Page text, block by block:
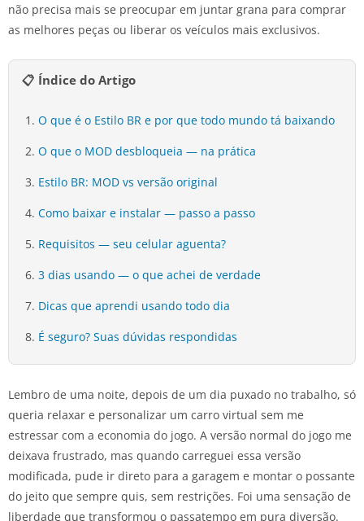
não precisa mais se preocupar em juntar grana para comprar
as melhores peças ou liberar os veículos mais exclusivos.
📋 Índice do Artigo
O que é o Estilo BR e por que todo mundo tá baixando
O que o MOD desbloqueia — na prática
Estilo BR: MOD vs versão original
Como baixar e instalar — passo a passo
Requisitos — seu celular aguenta?
3 dias usando — o que achei de verdade
Dicas que aprendi usando todo dia
É seguro? Suas dúvidas respondidas
Lembro de uma noite, depois de um dia puxado no trabalho, só
queria relaxar e personalizar um carro virtual sem me
estressar com a economia do jogo. A versão normal do jogo me
deixava frustrado, mas quando carreguei essa versão
modificada, pude ir direto para a garagem e montar o possante
do jeito que sempre quis, sem restrições. Foi uma sensação de
liberdade que transformou o passatempo em pura diversão.